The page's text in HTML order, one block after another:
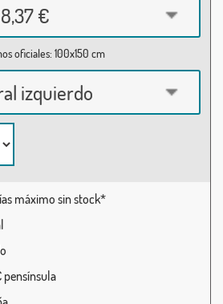
€
oficiales: 100x150 cm
izquierdo
máximo sin stock*
pensínsula